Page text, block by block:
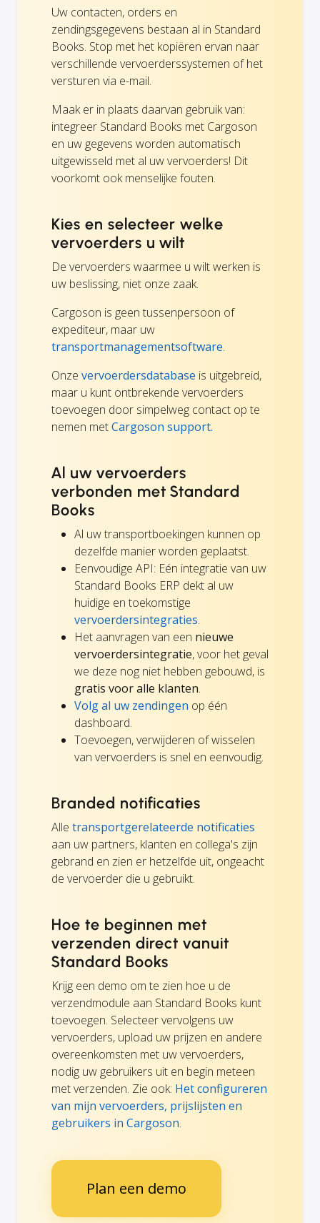
Uw contacten, orders en
zendingsgegevens bestaan al in Standard
Books. Stop met het kopiëren ervan naar
verschillende vervoerderssystemen of het
versturen via e-mail.
Maak er in plaats daarvan gebruik van:
integreer Standard Books met Cargoson
en uw gegevens worden automatisch
uitgewisseld met al uw vervoerders! Dit
voorkomt ook menselijke fouten.
Kies en selecteer welke
vervoerders u wilt
De vervoerders waarmee u wilt werken is
uw beslissing, niet onze zaak.
Cargoson is geen tussenpersoon of
expediteur, maar uw
transportmanagementsoftware.
Onze vervoerdersdatabase is uitgebreid,
maar u kunt ontbrekende vervoerders
toevoegen door simpelweg contact op te
nemen metCargoson support.
Al uw vervoerders
verbonden met Standard
Books
Al uw transportboekingen kunnen op
dezelfde manier worden geplaatst.
Eenvoudige API: Eén integratie van uw
Standard Books ERP dekt al uw
huidige en toekomstige
vervoerdersintegraties.
Het aanvragen van een nieuwe
vervoerdersintegratie, voor het geval
we deze nog niet hebben gebouwd, is
gratis voor alle klanten.
Volg al uw zendingen op één
dashboard.
Toevoegen, verwijderen of wisselen
van vervoerders is snel en eenvoudig.
Branded notificaties
Alle transportgerelateerde notificaties
aan uw partners, klanten en collega's zijn
gebrand en zien er hetzelfde uit, ongeacht
de vervoerder die u gebruikt.
Hoe te beginnen met
verzenden direct vanuit
Standard Books
Krijg een demo om te zien hoe u de
verzendmodule aan Standard Books kunt
toevoegen. Selecteer vervolgens uw
vervoerders, upload uw prijzen en andere
overeenkomsten met uw vervoerders,
nodig uw gebruikers uit en begin meteen
met verzenden. Zie ook: Het configureren
van mijn vervoerders, prijslijsten en
gebruikers in Cargoson.
Plan een demo